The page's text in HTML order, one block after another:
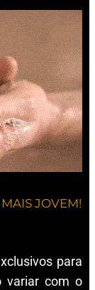
JOVEM!
para
variar com o